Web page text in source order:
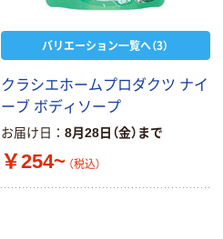
バリエーション一覧へ（3）
クラシエホームプロダクツ ナイ
ーブ ボディソープ
お届け日 8月28日（金）まで
￥254~ （税込）
ル 風呂椅子 ホ
ワイト
（税込）
ドリテック デジ
タル湯温計 ガー
くん O-238NYE
1個
￥1,954 （税込）